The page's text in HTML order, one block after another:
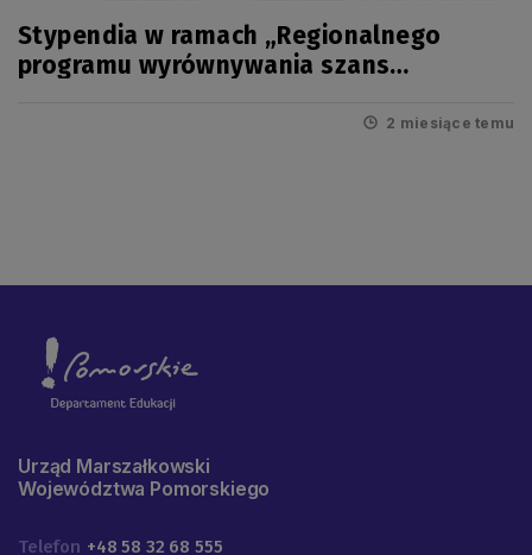
Stypendia w ramach „Regionalnego
programu wyrównywania szans
2 miesiące temu
Urząd Marszałkowski
Województwa Pomorskiego
Telefon +48 58 32 68 555